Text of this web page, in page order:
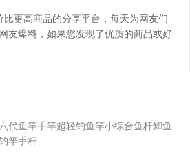
更高商品的分享平台，每天为网友们
友爆料，如果您发现了优质的商品或好
代鱼竿手竿超轻钓鱼竿小综合鱼杆鲫鱼
竿手杆